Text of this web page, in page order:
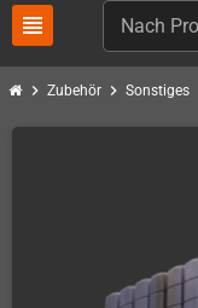
view_headline
chevron_right Zubehör chevron_right Sonstiges